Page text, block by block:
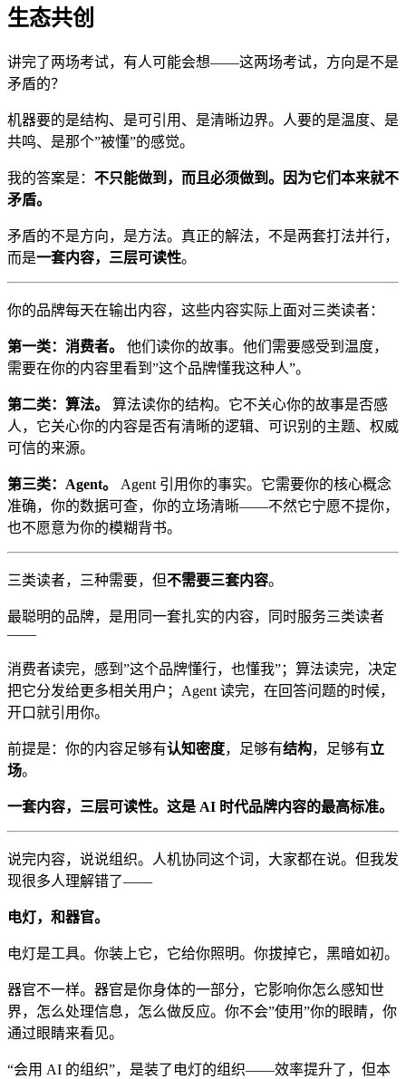
生态共创
讲完了两场考试，有人可能会想——这两场考试，方向是不是
矛盾的？
机器要的是结构、是可引用、是清晰边界。人要的是温度、是
共鸣、是那个”被懂”的感觉。
我的答案是： 不只能做到，而且必须做到。因为它们本来就不
矛盾。
矛盾的不是方向，是方法。真正的解法，不是两套打法并行，
而是一套内容，三层可读性。
你的品牌每天在输出内容，这些内容实际上面对三类读者：
第一类：消费者。
他们读你的故事。他们需要感受到温度，
需要在你的内容里看到”这个品牌懂我这种人”。
第二类：算法。
算法读你的结构。它不关心你的故事是否感
人，它关心你的内容是否有清晰的逻辑、可识别的主题、权威
可信的来源。
第三类：Agent。
Agent 引用你的事实。它需要你的核心概念
准确，你的数据可查，你的立场清晰——不然它宁愿不提你，
也不愿意为你的模糊背书。
三类读者，三种需要，但不需要三套内容。
最聪明的品牌，是用同一套扎实的内容，同时服务三类读者
——
消费者读完，感到”这个品牌懂行，也懂我”；算法读完，决定
把它分发给更多相关用户；Agent 读完，在回答问题的时候，
开口就引用你。
前提是：你的内容足够有认知密度，足够有结构，足够有立
场。
一套内容，三层可读性。这是 AI 时代品牌内容的最高标准。
说完内容，说说组织。人机协同这个词，大家都在说。但我发
现很多人理解错了——
电灯，和器官。
电灯是工具。你装上它，它给你照明。你拔掉它，黑暗如初。
器官不一样。器官是你身体的一部分，它影响你怎么感知世
界，怎么处理信息，怎么做反应。你不会”使用”你的眼睛，你
通过眼睛来看见。
“会用 AI 的组织”，是装了电灯的组织——效率提升了，但本